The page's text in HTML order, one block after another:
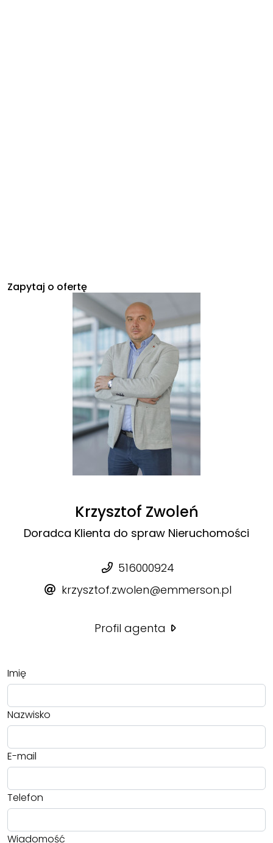
Zapytaj o ofertę
Krzysztof Zwoleń
Doradca Klienta do spraw Nieruchomości
516000924
krzysztof.zwolen@emmerson.pl
Profil agenta
Imię
Nazwisko
E-mail
Telefon
Wiadomość